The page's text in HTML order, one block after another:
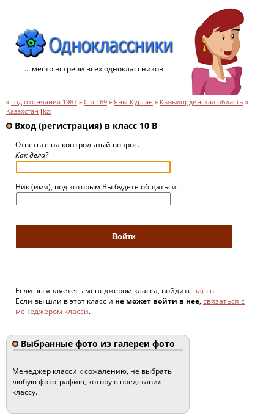
... место встречи всех одноклассников
» год окончания 1987 » Сш 169 » Яны-Курган » Кызылординская область »
Казахстан [kz]
Вход (регистрация) в класс 10 В
Ответьте на контрольный вопрос.
Как дела?
Ник (имя), под которым Вы будете общаться.:
Если вы являетесь менеджером класса, войдите здесь.
Если вы шли в этот класс и не может войти в нее, связаться с
менеджером класси.
Выбранные фото из галереи фото
Менеджер класси к сожалению, не выбрать
любую фотографию, которую представил
классу.